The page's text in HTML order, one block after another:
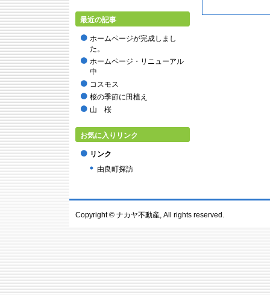
2016年2月
2015年8月
2015年7月
2015年6月
2015年5月
2015年2月
2014年12月
2014年10月
2014年8月
2014年7月
2014年4月
2014年1月
2013年12月
2013年11月
2013年10月
2013年9月
最近の記事
ホームページが完成しまし
た。
ホームページ・リニューアル
中
コスモス
桜の季節に田植え
山 桜
お気に入りリンク
リンク
由良町探訪
Copyright © ナカヤ不動産, All rights reserved.